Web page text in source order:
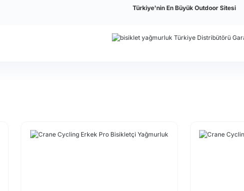
Türkiye'nin En Büyük Outdoor Sitesi